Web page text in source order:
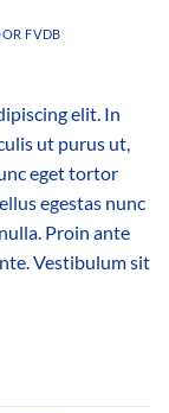
FVDB
elit. In
ut purus ut,
eget tortor
egestas nunc
Proin ante
Vestibulum sit